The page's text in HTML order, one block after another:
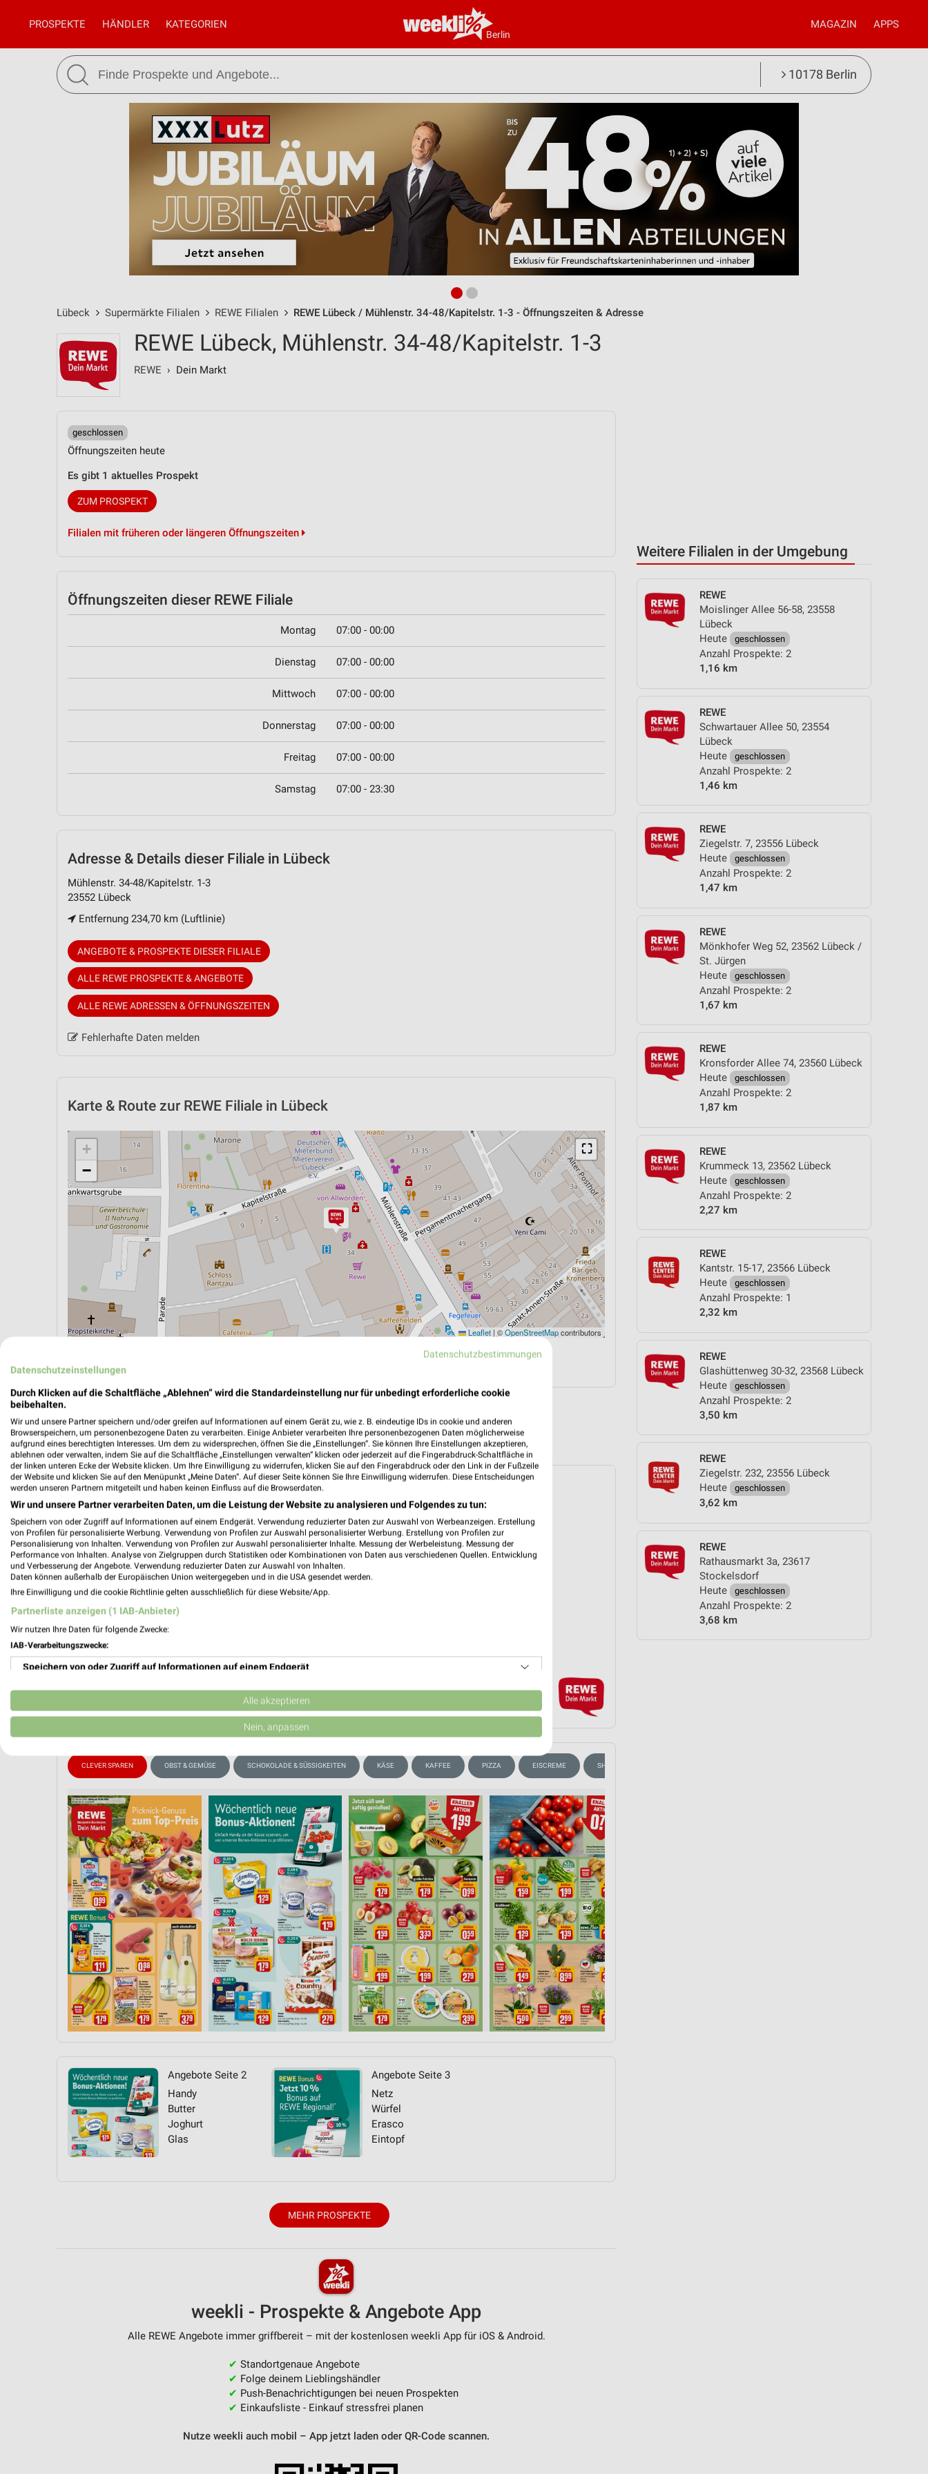
Berlin
PROSPEKTE HÄNDLER KATEGORIEN MAGAZIN APPS
10178 Berlin
Lübeck Supermärkte Filialen REWE Filialen REWE Lübeck / Mühlenstr. 34-48/Kapitelstr. 1-3 - Öffnungszeiten & Adresse
Weitere Filialen in der Umgebung
REWE
Moislinger Allee 56-58, 23558
Lübeck
Heute
geschlossen
Anzahl Prospekte: 2
1,16 km
REWE
Schwartauer Allee 50, 23554
Lübeck
Heute
geschlossen
Anzahl Prospekte: 2
1,46 km
REWE
Ziegelstr. 7, 23556 Lübeck
Heute
geschlossen
Anzahl Prospekte: 2
1,47 km
REWE
Mönkhofer Weg 52, 23562 Lübeck /
St. Jürgen
Heute
geschlossen
Anzahl Prospekte: 2
1,67 km
REWE
Kronsforder Allee 74, 23560 Lübeck
Heute
geschlossen
Anzahl Prospekte: 2
1,87 km
REWE
Krummeck 13, 23562 Lübeck
Heute
geschlossen
Anzahl Prospekte: 2
2,27 km
REWE
Kantstr. 15-17, 23566 Lübeck
Heute
geschlossen
Anzahl Prospekte: 1
2,32 km
REWE
Glashüttenweg 30-32, 23568 Lübeck
Heute
geschlossen
Anzahl Prospekte: 2
3,50 km
REWE
Ziegelstr. 232, 23556 Lübeck
Heute
geschlossen
3,62 km
REWE
Rathausmarkt 3a, 23617
Stockelsdorf
Heute
geschlossen
Anzahl Prospekte: 2
3,68 km
REWE Lübeck, Mühlenstr. 34-48/Kapitelstr. 1-3
REWE › Dein Markt
geschlossen
Öffnungszeiten heute
Es gibt 1 aktuelles Prospekt
ZUM PROSPEKT
Filialen mit früheren oder längeren Öffnungszeiten
Öffnungszeiten dieser REWE Filiale
Montag 07:00 - 00:00
Dienstag 07:00 - 00:00
Mittwoch 07:00 - 00:00
Donnerstag 07:00 - 00:00
Freitag 07:00 - 00:00
Samstag 07:00 - 23:30
Adresse & Details dieser Filiale in Lübeck
Mühlenstr. 34-48/Kapitelstr. 1-3
23552 Lübeck
Entfernung 234,70 km (Luftlinie)
ANGEBOTE & PROSPEKTE DIESER FILIALE
ALLE REWE PROSPEKTE & ANGEBOTE
ALLE REWE ADRESSEN & ÖFFNUNGSZEITEN
Fehlerhafte Daten melden
Karte & Route zur REWE Filiale in Lübeck
⛶
+
−
Leaflet | ©OpenStreetMapcontributors
NAVIGATION MIT GOOGLE/IOS MAPS
Aktuelle Angebote in dieser Filiale
Anzahl Prospekte: 1
Letztes Prospektupdate: vor 16 Stunden
❯
REWE Prospekt für Lübeck ab Mo. den 10.08.
Gültig von 10. Aug. bis 15. Aug.
📅 Kalendereintrag erstellen
PROSPEKT BLÄTTERN
CLEVER SPAREN OBST & GEMÜSE SCHOKOLADE & SÜSSIGKEITEN KÄSE KAFFEE PIZZA EISCREME SHAMPOO & HAARE
Angebote Seite 2
Handy
Butter
Joghurt
Glas
Angebote Seite 3
Netz
Würfel
Erasco
Eintopf
MEHR PROSPEKTE
weekli - Prospekte & Angebote App
Alle REWE Angebote immer griffbereit – mit der kostenlosen weekli App für iOS & Android.
✔ Standortgenaue Angebote
✔ Folge deinem Lieblingshändler
✔ Push-Benachrichtigungen bei neuen Prospekten
✔ Einkaufsliste - Einkauf stressfrei planen
Nutze weekli auch mobil – App jetzt laden oder QR-Code scannen.
Datenschutzbestimmungen
Datenschutzeinstellungen
Durch Klicken auf die Schaltfläche „Ablehnen“ wird die Standardeinstellung nur für unbedingt erforderliche cookie
beibehalten.
Wir und unsere Partner speichern und/oder greifen auf Informationen auf einem Gerät zu, wie z. B. eindeutige IDs in cookie und anderen
Browserspeichern, um personenbezogene Daten zu verarbeiten. Einige Anbieter verarbeiten Ihre personenbezogenen Daten möglicherweise
aufgrund eines berechtigten Interesses. Um dem zu widersprechen, öffnen Sie die „Einstellungen“. Sie können Ihre Einstellungen akzeptieren,
ablehnen oder verwalten, indem Sie auf die Schaltfläche „Einstellungen verwalten“ klicken oder jederzeit auf die Fingerabdruck-Schaltfläche in
der linken unteren Ecke der Website klicken. Um Ihre Einwilligung zu widerrufen, klicken Sie auf den Fingerabdruck oder den Link in der Fußzeile
der Website und klicken Sie auf den Menüpunkt „Meine Daten“. Auf dieser Seite können Sie Ihre Einwilligung widerrufen. Diese Entscheidungen
werden unseren Partnern mitgeteilt und haben keinen Einfluss auf die Browserdaten.
Wir und unsere Partner verarbeiten Daten, um die Leistung der Website zu analysieren und Folgendes zu tun:
Speichern von oder Zugriff auf Informationen auf einem Endgerät. Verwendung reduzierter Daten zur Auswahl von Werbeanzeigen. Erstellung
von Profilen für personalisierte Werbung. Verwendung von Profilen zur Auswahl personalisierter Werbung. Erstellung von Profilen zur
Personalisierung von Inhalten. Verwendung von Profilen zur Auswahl personalisierter Inhalte. Messung der Werbeleistung. Messung der
Performance von Inhalten. Analyse von Zielgruppen durch Statistiken oder Kombinationen von Daten aus verschiedenen Quellen. Entwicklung
und Verbesserung der Angebote. Verwendung reduzierter Daten zur Auswahl von Inhalten.
Daten können außerhalb der Europäischen Union weitergegeben und in die USA gesendet werden.
Ihre Einwilligung und die cookie Richtlinie gelten ausschließlich für diese Website/App.
Partnerliste anzeigen (1 IAB-Anbieter)
Wir nutzen Ihre Daten für folgende Zwecke:
IAB-Verarbeitungszwecke:
Speichern von oder Zugriff auf Informationen auf einem Endgerät
Verwendung reduzierter Daten zur Auswahl von Werbeanzeigen
Erstellung von Profilen für personalisierte Werbung
Erstellung von Profilen zur Personalisierung von Inhalten
Verwendung von Profilen zur Auswahl personalisierter Inhalte
Messung der Werbeleistung
Messung der Performance von Inhalten
Analyse von Zielgruppen durch Statistiken oder Kombinationen von Daten aus verschiedenen
Entwicklung und Verbesserung der Angebote
Verwendung reduzierter Daten zur Auswahl von Inhalten
IAB-Besonderheiten:
Verwendung genauer Standortdaten
Geräte anhand von aktiv angeforderten Informationen identifizieren
Performance
Alle akzeptieren
Nein, anpassen